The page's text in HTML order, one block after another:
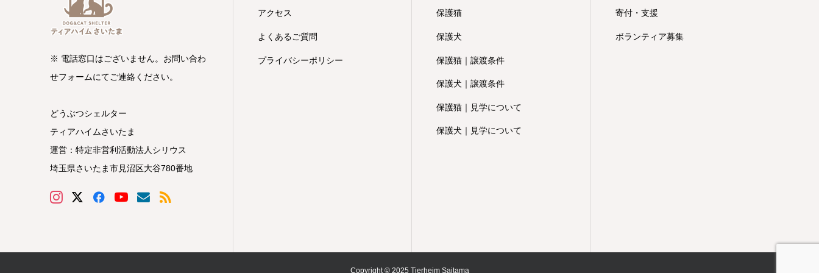
※ 電話窓口はございません。お問い合わ
せフォームにてご連絡ください。
どうぶつシェルター
ティアハイムさいたま
運営：特定非営利活動法人シリウス
埼玉県さいたま市見沼区大谷780番地
アクセス
よくあるご質問
プライバシーポリシー
保護猫
保護犬
保護猫｜譲渡条件
保護犬｜譲渡条件
保護猫｜見学について
保護犬｜見学について
寄付・支援
ボランティア募集
Copyright © 2025 Tierheim Saitama